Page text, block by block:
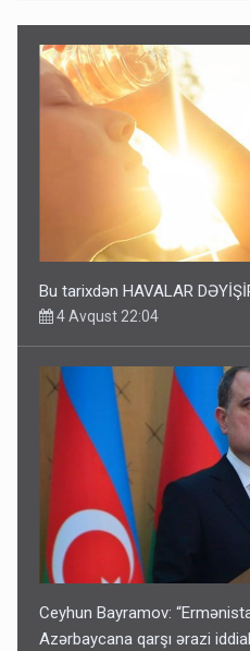
Bu tarixdən HAVALAR
4 Avqust 22:04
Ceyhun Bayramov:
Azərbaycana qarşı ərazi